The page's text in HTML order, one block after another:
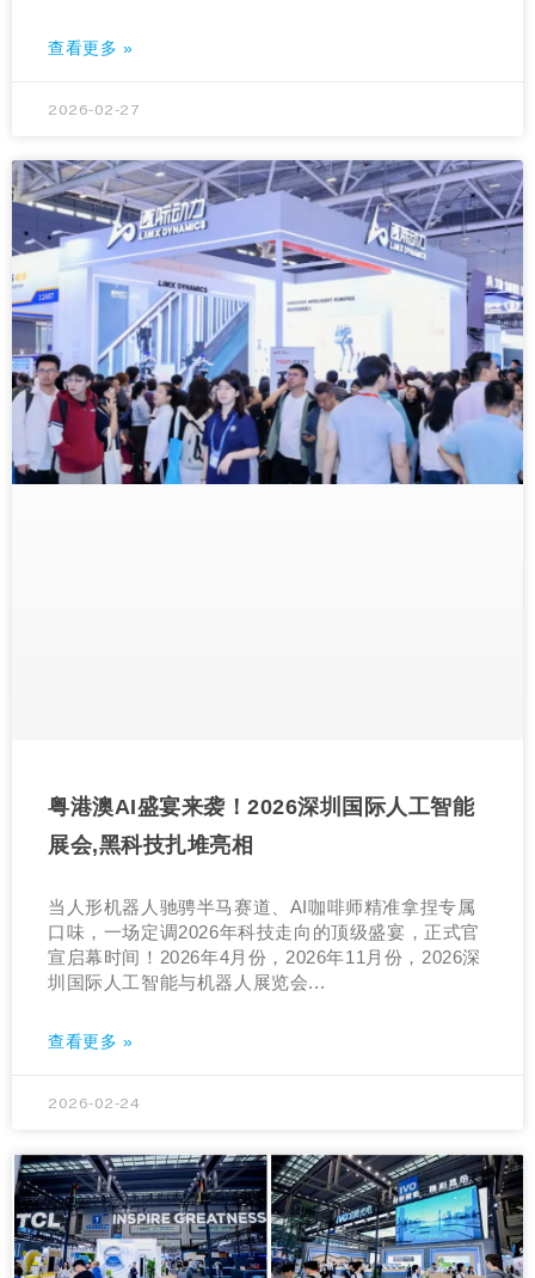
查看更多 »
2026-02-27
粤港澳AI盛宴来袭！2026深圳国际人工智能
展会,黑科技扎堆亮相
当人形机器人驰骋半马赛道、AI咖啡师精准拿捏专属
口味，一场定调2026年科技走向的顶级盛宴，正式官
宣启幕时间！2026年4月份，2026年11月份，2026深
圳国际人工智能与机器人展览会...
查看更多 »
2026-02-24